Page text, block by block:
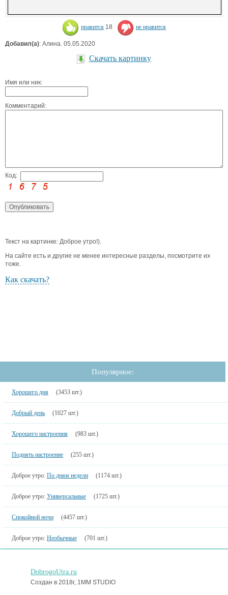
нравится 18 не нравится
Добавил(а): Алина. 05.05.2020
Скачать картинку
Имя или ник:
Комментарий:
Код:
Текст на картинке: Доброе утро!).
На сайте есть и другие не менее интересные разделы, посмотрите их
тоже.
Как скачать?
Популярное:
Хорошего дня (3453 шт.)
Добрый день (1027 шт.)
Хорошего настроения (983 шт.)
Поднять настроение (255 шт.)
Доброе утро: По дням недели (1174 шт.)
Доброе утро: Универсальные (1725 шт.)
Спокойной ночи (4457 шт.)
Доброе утро: Необычные (701 шт.)
DobrogoUtra.ru
Создан в 2018г, 1MM STUDIO